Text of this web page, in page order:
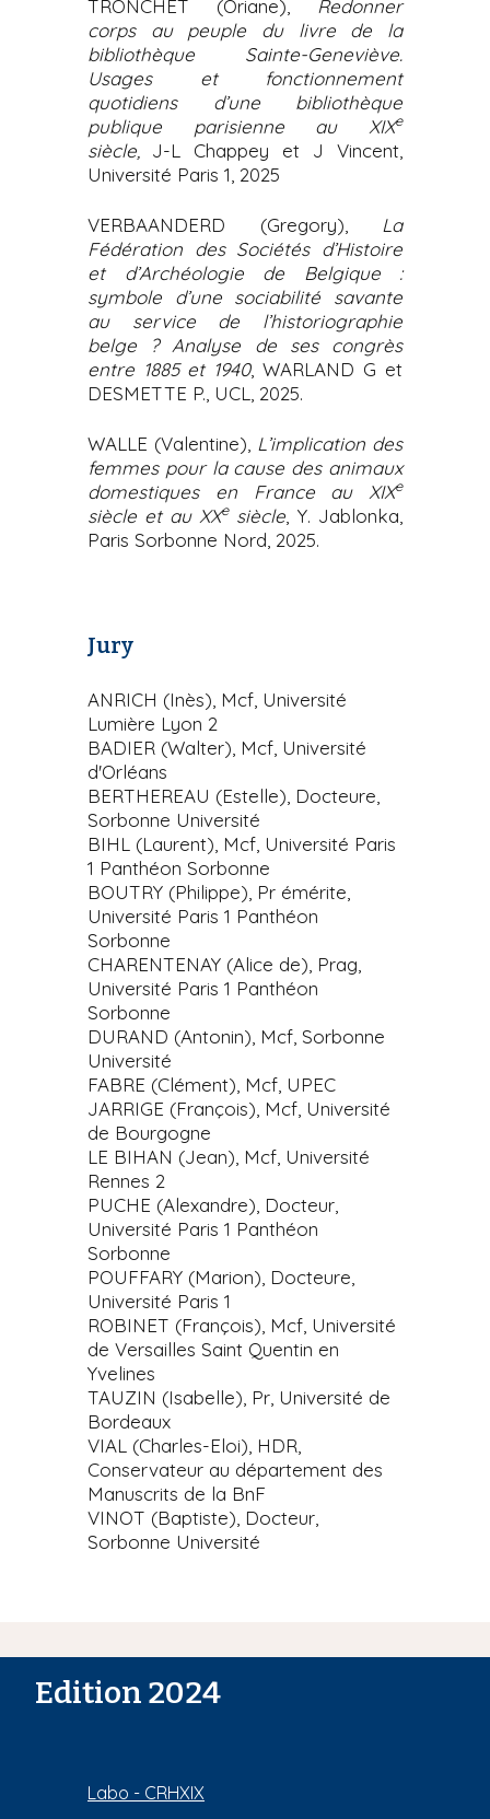
TRONCHET (Oriane), Redonner
corps au peuple du livre de la
bibliothèque Sainte-Geneviève.
Usages et fonctionnement
quotidiens d’une bibliothèque
publique parisienne au XIXe
siècle, J-L Chappey et J Vincent,
Université Paris 1, 2025
VERBAANDERD (Gregory), La
Fédération des Sociétés d’Histoire
et d’Archéologie de Belgique :
symbole d’une sociabilité savante
au service de l’historiographie
belge ? Analyse de ses congrès
entre 1885 et 1940, WARLAND G et
DESMETTE P., UCL, 2025.
WALLE (Valentine), L’implication des
femmes pour la cause des animaux
domestiques en France au XIXe
siècle et au XXesiècle , Y. Jablonka,
Paris Sorbonne Nord, 2025.
Jury
ANRICH (Inès), Mcf, Université
Lumière Lyon 2
BADIER (Walter), Mcf, Université
d'Orléans
BERTHEREAU (Estelle), Docteure,
Sorbonne Université
BIHL (Laurent), Mcf, Université Paris
1 Panthéon Sorbonne
BOUTRY (Philippe), Pr émérite,
Université Paris 1 Panthéon
Sorbonne
CHARENTENAY (Alice de), Prag,
Université Paris 1 Panthéon
Sorbonne
DURAND (Antonin), Mcf, Sorbonne
Université
FABRE (Clément), Mcf, UPEC
JARRIGE (François), Mcf, Université
de Bourgogne
LE BIHAN (Jean), Mcf, Université
Rennes 2
PUCHE (Alexandre), Docteur,
Université Paris 1 Panthéon
Sorbonne
POUFFARY (Marion), Docteure,
Université Paris 1
ROBINET (François), Mcf, Université
de Versailles Saint Quentin en
Yvelines
TAUZIN (Isabelle), Pr, Université de
Bordeaux
VIAL (Charles-Eloi), HDR,
Conservateur au département des
Manuscrits de la BnF
VINOT (Baptiste), Docteur,
Sorbonne Université
Edition 2024
Labo - CRHXIX